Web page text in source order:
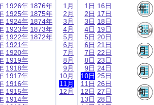
1926年
1925年
1924年
1923年
1922年
1921年
1920年
1919年
1918年
1917年
1916年
1915年
1914年
1876年
1875年
1874年
1873年
1872年
1月
2月
3月
4月
5月
6月
7月
8月
9月
10月
11月
12月
1日
2日
3日
4日
5日
6日
7日
8日
9日
10日
11日
12日
13日
16日
17日
18日
19日
20日
21日
22日
23日
24日
25日
26日
27日
28日